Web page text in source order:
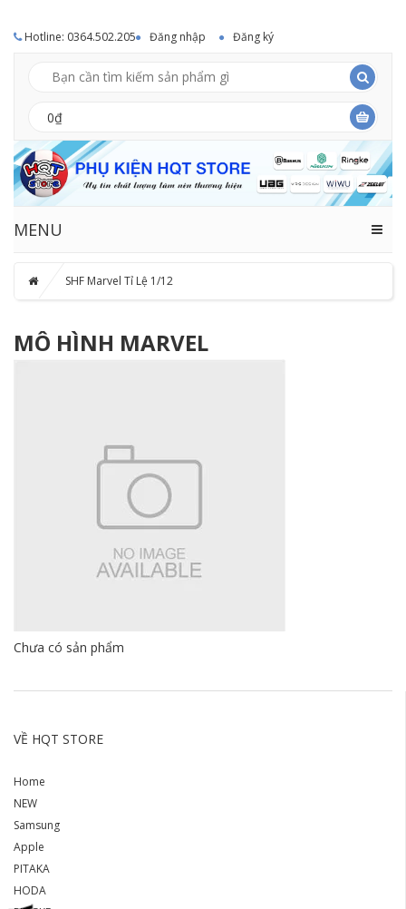
Hotline: 0364.502.205 Đăng nhập Đăng ký
0₫
MENU
SHF Marvel Tỉ Lệ 1/12
MÔ HÌNH MARVEL
Chưa có sản phẩm
VỀ HQT STORE
Home
NEW
Samsung
Apple
PITAKA
HODA